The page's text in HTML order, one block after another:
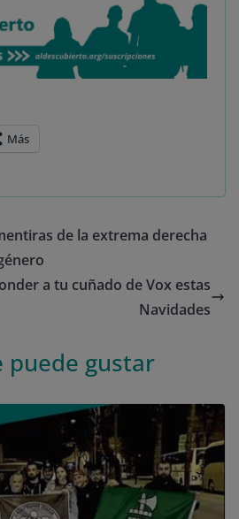
Más
de la extrema derecha
a tu cuñado de Vox estas
Navidades
puede gustar